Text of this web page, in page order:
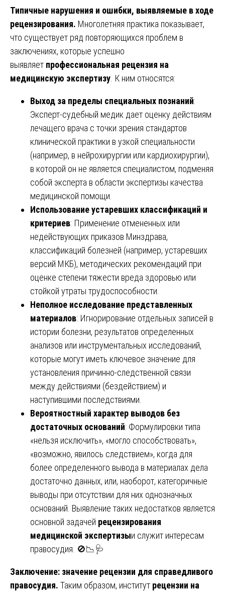
Типичные нарушения и ошибки, выявляемые в ходе
рецензирования. Многолетняя практика показывает,
что существует ряд повторяющихся проблем в
заключениях, которые успешно
выявляет профессиональная рецензия на
медицинскую экспертизу . К ним относятся:
Выход за пределы специальных познаний:
Эксперт-судебный медик дает оценку действиям
лечащего врача с точки зрения стандартов
клинической практики в узкой специальности
(например, в нейрохирургии или кардиохирургии),
в которой он не является специалистом, подменяя
собой эксперта в области экспертизы качества
медицинской помощи.
Использование устаревших классификаций и
критериев: Применение отмененных или
недействующих приказов Минздрава,
классификаций болезней (например, устаревших
версий МКБ), методических рекомендаций при
оценке степени тяжести вреда здоровью или
стойкой утраты трудоспособности.
Неполное исследование представленных
материалов: Игнорирование отдельных записей в
истории болезни, результатов определенных
анализов или инструментальных исследований,
которые могут иметь ключевое значение для
установления причинно-следственной связи
между действиями (бездействием) и
наступившими последствиями.
Вероятностный характер выводов без
достаточных оснований: Формулировки типа
«нельзя исключить», «могло способствовать»,
«возможно, явилось следствием», когда для
более определенного вывода в материалах дела
достаточно данных, или, наоборот, категоричные
выводы при отсутствии для них однозначных
оснований. Выявление таких недостатков является
основной задачей рецензирования
медицинской экспертизыи служит интересам
правосудия. 🚫📉🩺
Заключение: значение рецензии для справедливого
правосудия. Таким образом, институт рецензии на